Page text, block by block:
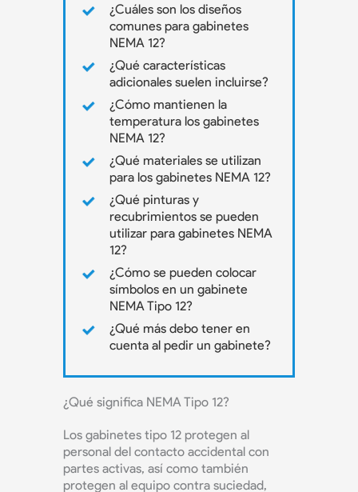
¿Cuáles son los diseños
comunes para gabinetes
NEMA 12?
¿Qué características
adicionales suelen incluirse?
¿Cómo mantienen la
temperatura los gabinetes
NEMA 12?
¿Qué materiales se utilizan
para los gabinetes NEMA 12?
¿Qué pinturas y
recubrimientos se pueden
utilizar para gabinetes NEMA
12?
¿Cómo se pueden colocar
símbolos en un gabinete
NEMA Tipo 12?
¿Qué más debo tener en
cuenta al pedir un gabinete?
¿Qué significa NEMA Tipo 12?
Los gabinetes tipo 12 protegen al
personal del contacto accidental con
partes activas, así como también
protegen al equipo contra suciedad,